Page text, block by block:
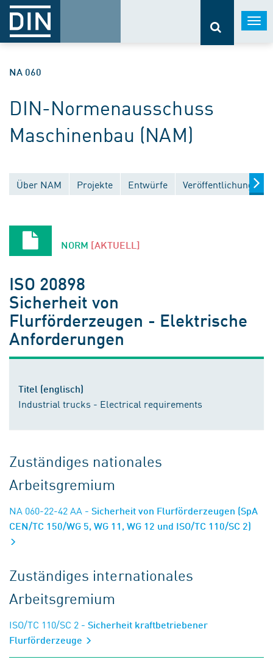
NA 060
DIN-Normenausschuss
Maschinenbau (NAM)
Über NAM Projekte Entwürfe Veröffentlichungen
NORM [AKTUELL]
ISO 20898
Sicherheit von
Flurförderzeugen - Elektrische
Anforderungen
Titel (englisch)
Industrial trucks - Electrical requirements
Zuständiges nationales
Arbeitsgremium
NA 060-22-42 AA - Sicherheit von Flurförderzeugen (SpA
CEN/TC 150/WG 5, WG 11, WG 12 und ISO/TC 110/SC 2)
Zuständiges internationales
Arbeitsgremium
ISO/TC 110/SC 2 - Sicherheit kraftbetriebener
Flurförderzeuge